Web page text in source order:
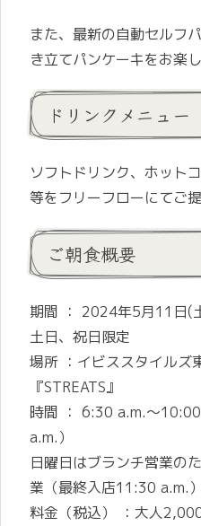
また、最新の自動セルフ
き立てパンケーキをお楽
ドリンクメニュー
ソフトドリンク、ホット
等をフリーフローにてご
ご朝食概要
期間 ： 2024年5月11日(
土日、祝日限定
場所 ：イビススタイル
『STREATS』
時間 ： 6:30 a.m.～
a.m.）
日曜日はブランチ営業の
業（最終入店11:30 a.m.）
料金（税込） ：大人